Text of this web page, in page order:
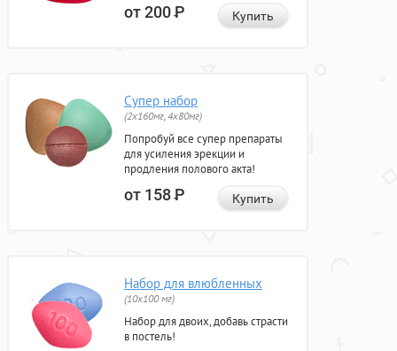
от 200Р Купить
Супер набор
(2х160мг, 4х80мг)
Попробуй все супер препараты
для усиления эрекции и
продления полового акта!
от 158Р Купить
Набор для влюбленных
(10х100 мг)
Набор для двоих, добавь страсти
в постель!